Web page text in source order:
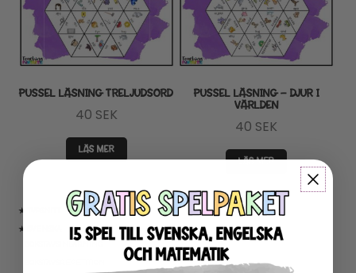
★ TYPSNITT
★ SVENSKA
PUSSEL LÄSNING TRELJUDSORD
40 SEK
LÄS MER
PUSSEL LÄSNING – DJUR I
VÄRLDEN
40 SEK
LÄS MER